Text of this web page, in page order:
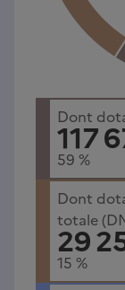
Dont
117
59 %
Dont
totale
29
15 %